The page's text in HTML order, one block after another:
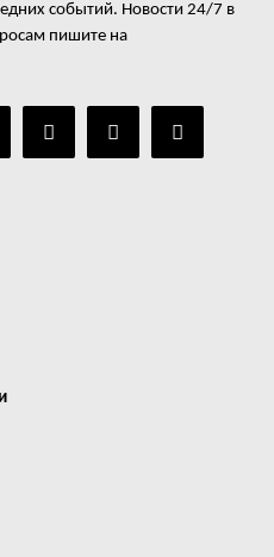
событий. Новости 24/7 в
пишите на